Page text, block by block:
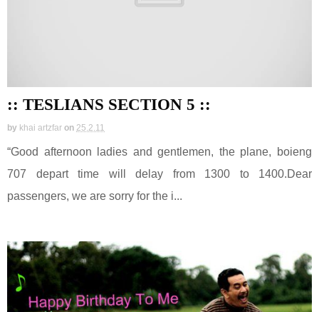
:: TESLIANS SECTION 5 ::
by khai artzfar on 25.2.11
“Good afternoon ladies and gentlemen, the plane, boieng
707 depart time will delay from 1300 to 1400.Dear
passengers, we are sorry for the i...